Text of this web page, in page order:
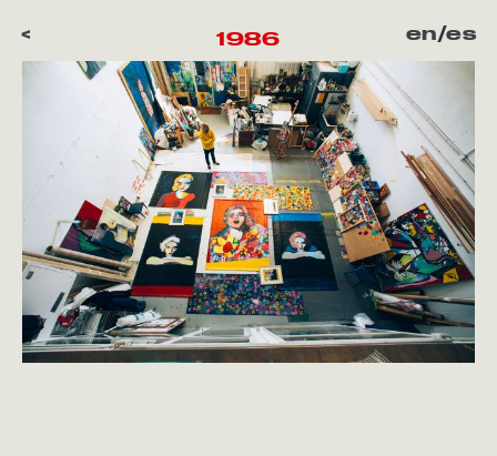
1986
< en/es